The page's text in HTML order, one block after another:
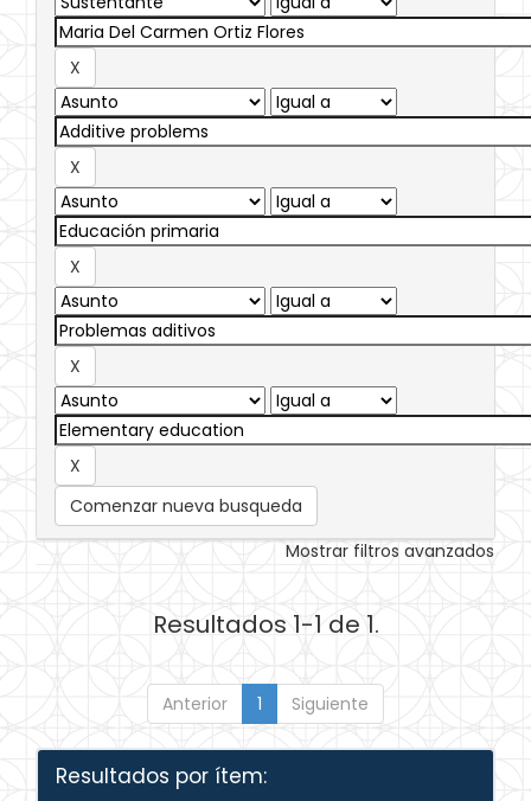
Comenzar nueva busqueda
Mostrar filtros avanzados
Resultados 1-1 de 1.
Anterior 1 Siguiente
Resultados por ítem: